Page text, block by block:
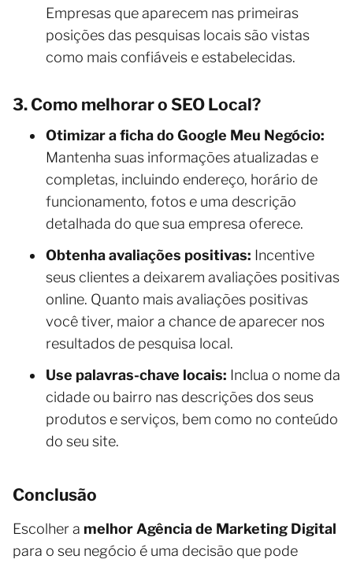
Empresas que aparecem nas primeiras
posições das pesquisas locais são vistas
como mais confiáveis e estabelecidas.
3. Como melhorar o SEO Local?
Otimizar a ficha do Google Meu Negócio:
Mantenha suas informações atualizadas e
completas, incluindo endereço, horário de
funcionamento, fotos e uma descrição
detalhada do que sua empresa oferece.
Obtenha avaliações positivas: Incentive
seus clientes a deixarem avaliações positivas
online. Quanto mais avaliações positivas
você tiver, maior a chance de aparecer nos
resultados de pesquisa local.
Use palavras-chave locais: Inclua o nome da
cidade ou bairro nas descrições dos seus
produtos e serviços, bem como no conteúdo
do seu site.
Conclusão
Escolher a melhor Agência de Marketing Digital
para o seu negócio é uma decisão que pode